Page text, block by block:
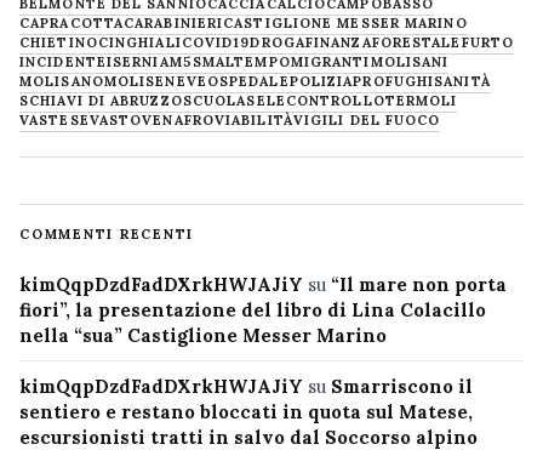
BELMONTE DEL SANNIOCACCIACALCIOCAMPOBASSO
CAPRACOTTACARABINIERICASTIGLIONE MESSER MARINO
CHIETINOCINGHIALICOVID19DROGAFINANZAFORESTALE FURTO
INCIDENTEISERNIAM5SMALTEMPOMIGRANTIMOLISANI
MOLISANOMOLISENEVE OSPEDALEPOLIZIAPROFUGHISANITÀ
SCHIAVI DI ABRUZZOSCUOLASELECONTROLLOTERMOLI
VASTESEVASTOVENAFROVIABILITÀVIGILI DEL FUOCO
COMMENTI RECENTI
kimQqpDzdFadDXrkHWJAJiY su “Il mare non porta
fiori”, la presentazione del libro di Lina Colacillo
nella “sua” Castiglione Messer Marino
kimQqpDzdFadDXrkHWJAJiY su Smarriscono il
sentiero e restano bloccati in quota sul Matese,
escursionisti tratti in salvo dal Soccorso alpino